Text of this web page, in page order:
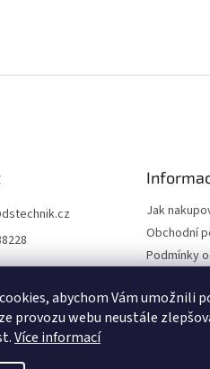
abychom Vám umožnili
provozu webu neustále
Více informací
dstechnik.cz
Jak
Obchodní
Podmínky
Kontakty
Moje